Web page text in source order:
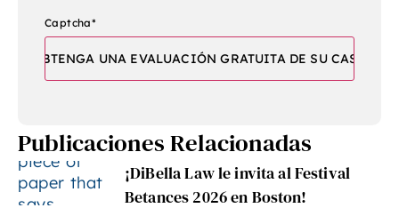
Captcha*
Publicaciones Relacionadas
¡DiBella Law le invita al Festival
Betances 2026 en Boston!